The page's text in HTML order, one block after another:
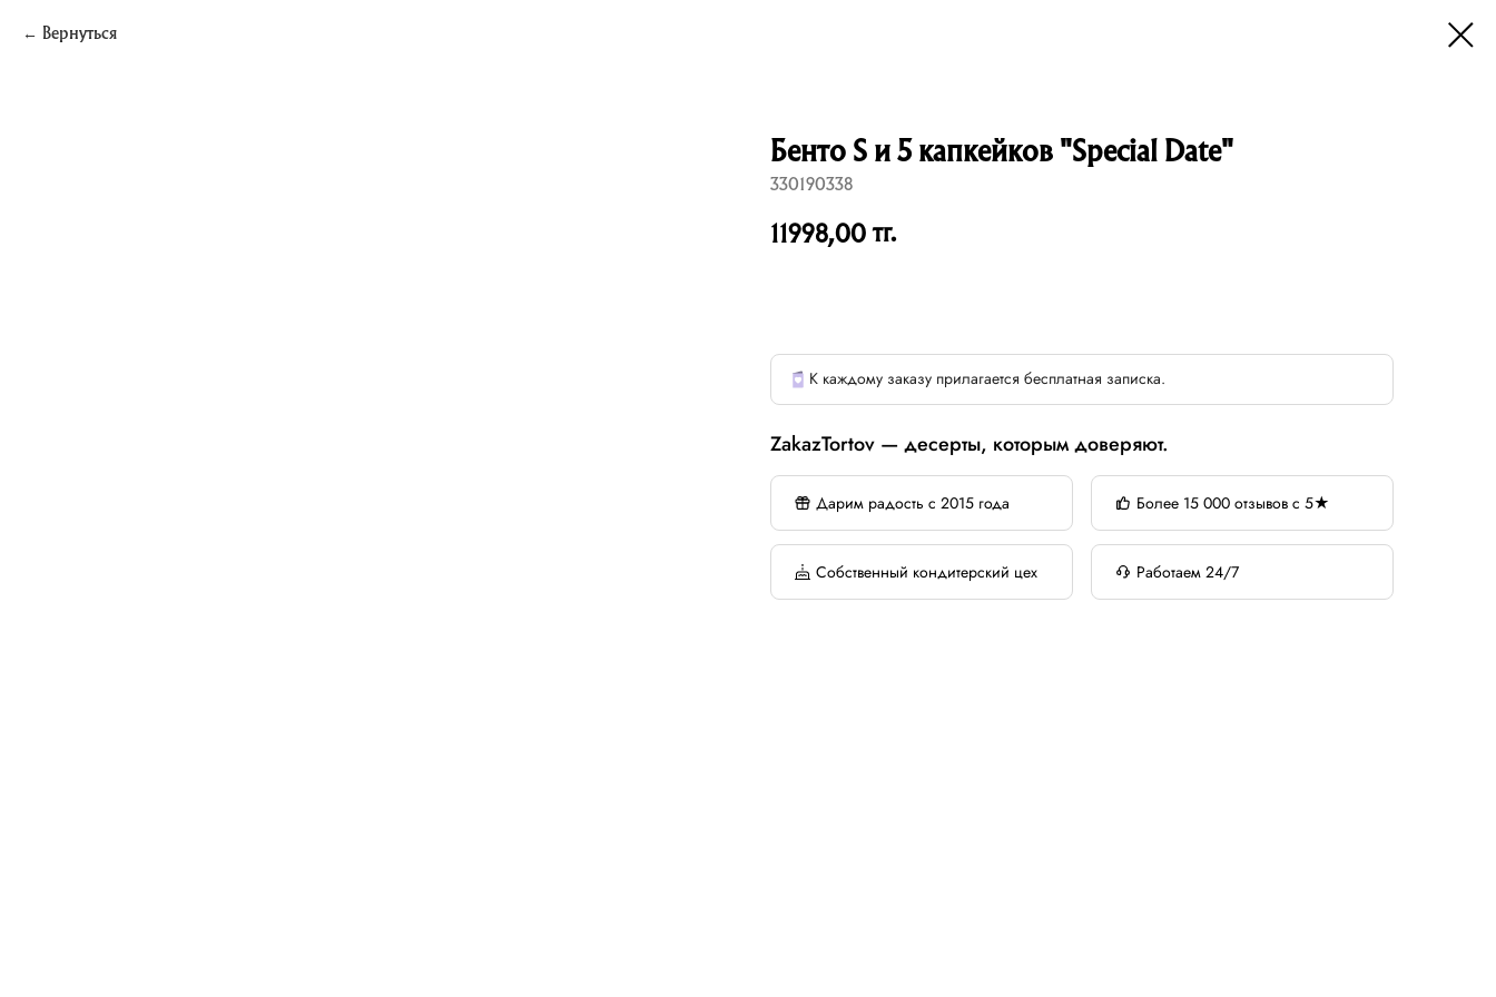
Вернуться
Бенто S и 5 капкейков "Special Date"
330190338
11998,00 тг.
К каждому заказу прилагается бесплатная записка.
ZakazTortov — десерты, которым доверяют.
Дарим радость с 2015 года Более 15 000 отзывов с 5★
Собственный кондитерский цех Работаем 24/7